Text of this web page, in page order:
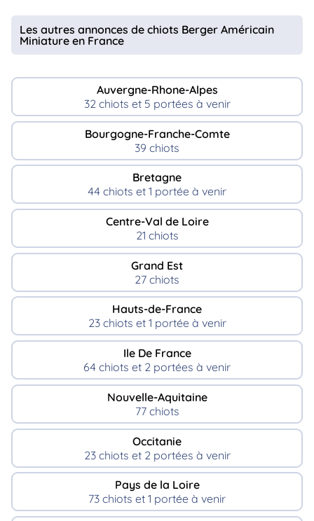
Les autres annonces de chiots Berger Américain
Miniature en France
Auvergne-Rhone-Alpes
32 chiots et 5 portées à venir
Bourgogne-Franche-Comte
39 chiots
Bretagne
44 chiots et 1 portée à venir
Centre-Val de Loire
21 chiots
Grand Est
27 chiots
Hauts-de-France
23 chiots et 1 portée à venir
Ile De France
64 chiots et 2 portées à venir
Nouvelle-Aquitaine
77 chiots
Occitanie
23 chiots et 2 portées à venir
Pays de la Loire
73 chiots et 1 portée à venir